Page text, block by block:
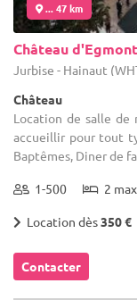
... 47 km
Château d'Egmont
Jurbise - Hainaut
Château
Location de salle de
accueillir pour tout
Baptêmes, Diner de
1-500 2 max
Location dès350 €
Contacter